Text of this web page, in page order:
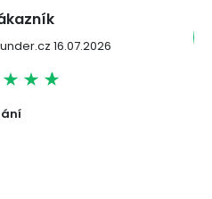
16.07.2026